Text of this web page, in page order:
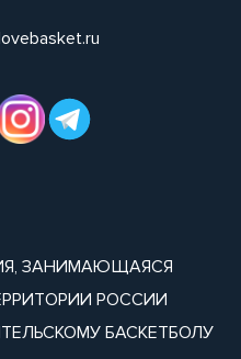
ЗАНИМАЮЩАЯСЯ
РОССИИ
БАСКЕТБОЛУ